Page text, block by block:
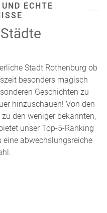
ECHTE
Stadt Rothenburg ob
besonders magisch
Geschichten zu
hinzuschauen! Von den
den weniger bekannten,
unser Top-5-Ranking
eine abwechslungsreiche